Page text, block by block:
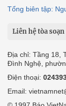
Tổng biên tập:
Liên hệ tòa soạn
Địa chỉ: Tầng 18,
Đình Nghệ,
Điện thoại:
Email: